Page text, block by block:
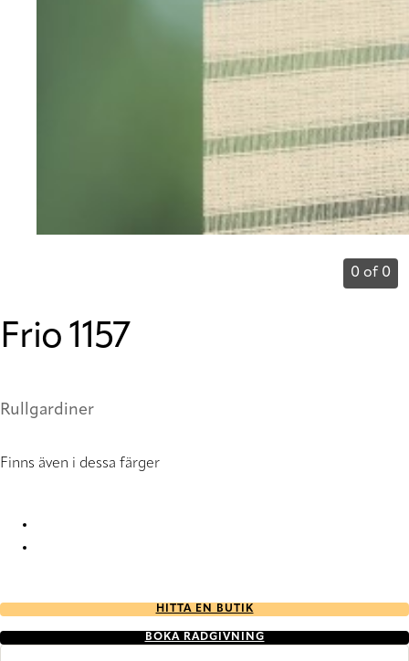
0 of 0
Frio 1157
Rullgardiner
Finns även i dessa färger
HITTA EN BUTIK
BOKA RÅDGIVNING